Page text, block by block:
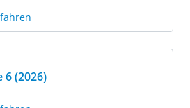
6 (2026)